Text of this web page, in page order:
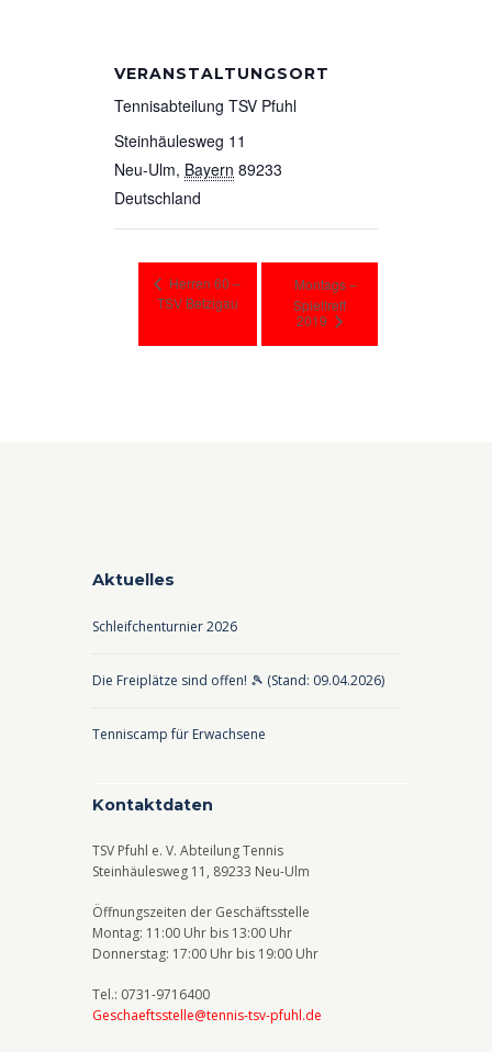
VERANSTALTUNGSORT
Tennisabteilung TSV Pfuhl
Steinhäulesweg 11
Neu-Ulm, Bayern 89233
Deutschland
Herren 60 –
TSV Betzigau
Montags –
Spieltreff
2019
Aktuelles
Schleifchenturnier 2026
Die Freiplätze sind offen! 🎾 (Stand: 09.04.2026)
Tenniscamp für Erwachsene
Kontaktdaten
TSV Pfuhl e. V. Abteilung Tennis
Steinhäulesweg 11, 89233 Neu-Ulm
Öffnungszeiten der Geschäftsstelle
Montag: 11:00 Uhr bis 13:00 Uhr
Donnerstag: 17:00 Uhr bis 19:00 Uhr
Tel.: 0731-9716400
Geschaeftsstelle@tennis-tsv-pfuhl.de